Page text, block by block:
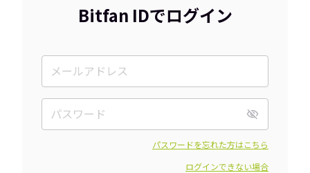
Bitfan IDでログイン
パスワードを忘れた方はこちら
ログインできない場合